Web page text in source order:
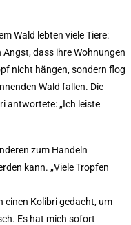
Wald lebten viele Tiere:
Angst, dass ihre Wohnungen
nicht hängen, sondern flog
Wald fallen. Die
antwortete: „Ich leiste
zum Handeln
kann. „Viele Tropfen
einen Kolibri gedacht, um
Es hat mich sofort